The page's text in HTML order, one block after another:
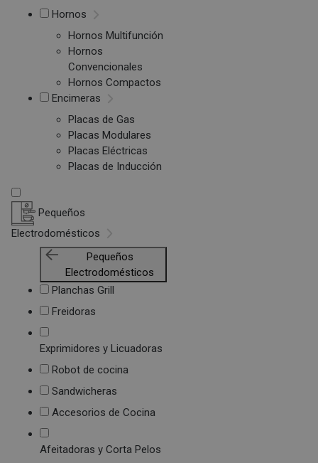
Hornos
Hornos Multifunción
Hornos
Convencionales
Hornos Compactos
Encimeras
Placas de Gas
Placas Modulares
Placas Eléctricas
Placas de Inducción
Pequeños
Electrodomésticos
Pequeños
Electrodomésticos
Planchas Grill
Freidoras
Exprimidores y Licuadoras
Robot de cocina
Sandwicheras
Accesorios de Cocina
Afeitadoras y Corta Pelos